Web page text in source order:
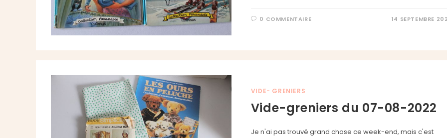
0 COMMENTAIRE 14 SEPTEMBRE
VIDE- GRENIERS
Vide-greniers du 07-08-2022
Je n'ai pas trouvé grand chose ce week-end, mais c'est